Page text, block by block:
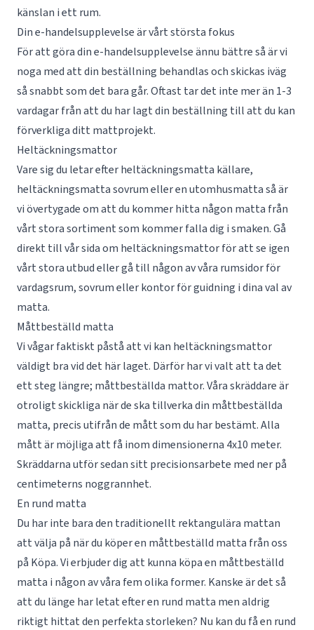
känslan i ett rum.
Din e-handelsupplevelse är vårt största fokus
För att göra din e-handelsupplevelse ännu bättre så är vi
noga med att din beställning behandlas och skickas iväg
så snabbt som det bara går. Oftast tar det inte mer än 1-3
vardagar från att du har lagt din beställning till att du kan
förverkliga ditt mattprojekt.
Heltäckningsmattor
Vare sig du letar efter heltäckningsmatta källare,
heltäckningsmatta sovrum eller en utomhusmatta så är
vi övertygade om att du kommer hitta någon matta från
vårt stora sortiment som kommer falla dig i smaken. Gå
direkt till vår sida om heltäckningsmattorför att se igen
vårt stora utbud eller gå till någon av våra rumsidor för
vardagsrum,sovrumellerkontorför guidning i dina val av
matta.
Måttbeställd matta
Vi vågar faktiskt påstå att vi kan heltäckningsmattor
väldigt bra vid det här laget. Därför har vi valt att ta det
ett steg längre; måttbeställda mattor. Våra skräddare är
otroligt skickliga när de ska tillverka din måttbeställda
matta, precis utifrån de mått som du har bestämt. Alla
mått är möjliga att få inom dimensionerna 4x10 meter.
Skräddarna utför sedan sitt precisionsarbete med ner på
centimeterns noggrannhet.
En rund matta
Du har inte bara den traditionellt rektangulära mattan
att välja på när du köper en måttbeställd matta från oss
på Köpa. Vi erbjuder dig att kunna köpa en måttbeställd
matta i någon av våra fem olika former. Kanske är det så
att du länge har letat efter en rund matta men aldrig
riktigt hittat den perfekta storleken? Nu kan du få en rund